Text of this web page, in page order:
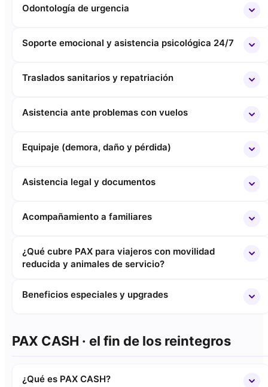
Odontología de urgencia
Soporte emocional y asistencia psicológica 24/7
Traslados sanitarios y repatriación
Asistencia ante problemas con vuelos
Equipaje (demora, daño y pérdida)
Asistencia legal y documentos
Acompañamiento a familiares
¿Qué cubre PAX para viajeros con movilidad
reducida y animales de servicio?
Beneficios especiales y upgrades
PAX CASH · el fin de los reintegros
¿Qué es PAX CASH?